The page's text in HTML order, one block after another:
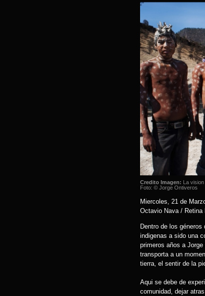
Credito Imagen: La
Foto: © Jorge Ontiveros
Miercoles, 21 de
Octavio Nava / Retina
Dentro de los
indigenas a sido una
primeros años a
transporta a un
tierra, el sentir de la
Aqui se debe de
comunidad, dejar